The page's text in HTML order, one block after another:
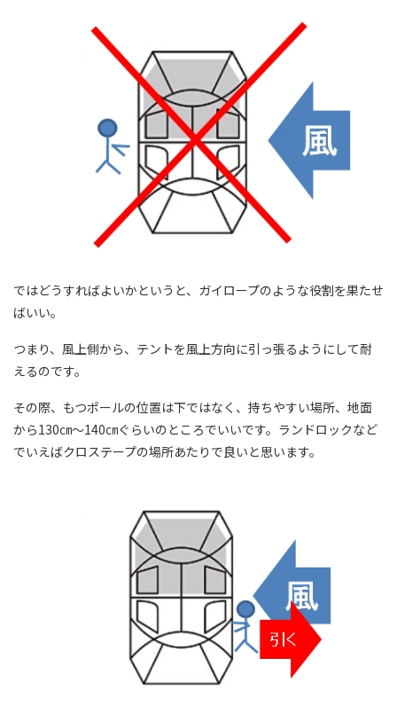
ではどうすればよいかというと、ガイロープのような役割を果たせ
ばいい。
つまり、風上側から、テントを風上方向に引っ張るようにして耐
えるのです。
その際、もつポールの位置は下ではなく、持ちやすい場所、地面
から130㎝～140㎝ぐらいのところでいいです。ランドロックなど
でいえばクロステープの場所あたりで良いと思います。